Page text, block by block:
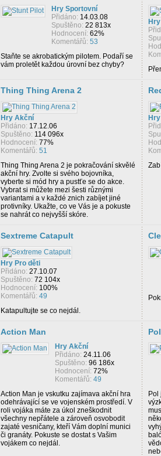
Hry Sportovní
Přidáno: 14.03.08
Spuštěno: 22 813x
Hodnocení: 62%
Komentářů: 53
Staňte se akrobatickým pilotem. Podaří se
vám proletět každou úrovní bez chyby?
Thing Thing Arena 2
Hry Akční
Přidáno: 17.12.06
Spuštěno: 114 096x
Hodnocení: 77%
Komentářů: 51
Thing Thing Arena 2 je pokračování skvělé
akční hry. Zvolte si svého bojovníka,
vyberte si mód hry a pustťe se do akce.
Vybrat si můžete mezi šesti různými
variantami a v každé znich zabíjet jiné
protivníky. Ukažte, co ve Vás je a pokuste
se nahrát co nejvyšší skóre.
Sextreme Catapult
Hry Pro děti
Přidáno: 27.10.07
Spuštěno: 72 104x
Hodnocení: 100%
Komentářů: 49
Katapultujte se co nejdál.
Action Man
Hry Akční
Přidáno: 24.11.06
Spuštěno: 96 186x
Hodnocení: 72%
Komentářů: 49
Action Man je vskutku zajímava akční hra
odehrávající se ve vojenském prostředí. V
roli vojáka máte za úkol zneškodnit
všechny nepřátele a zároveň osvobodit
zajaté vesničany, kteří Vám doplní munici
či granáty. Pokuste se dostat s Vašim
vojákem co nejdál.
Pol
Pol